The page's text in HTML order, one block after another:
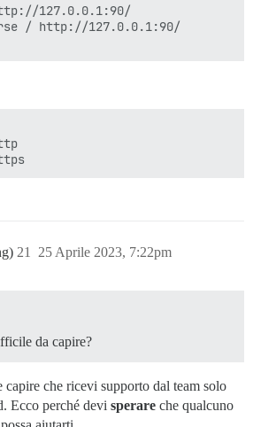
127.0.0.1:90/
/ http://127.0.0.1:90/
25 Aprile 2023, 7:22pm
21
da capire?
che ricevi supporto dal team solo
Ecco perché devi sperare che qualcuno